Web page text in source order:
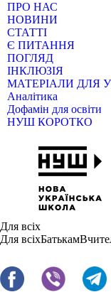
ПРО НАС
НОВИНИ
СТАТТІ
Є ПИТАННЯ
ПОГЛЯД
ІНКЛЮЗІЯ
МАТЕРІАЛИ ДЛЯ
Аналітика
Дофамін для освіти
НУШ КОРОТКО
Для всіх
Для всіхБатькам